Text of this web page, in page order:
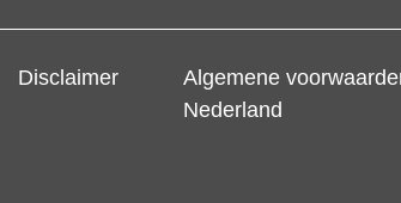
Disclaimer
Algemene
Nederland